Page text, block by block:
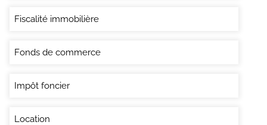
Fiscalité immobilière
Fonds de commerce
Impôt foncier
Location